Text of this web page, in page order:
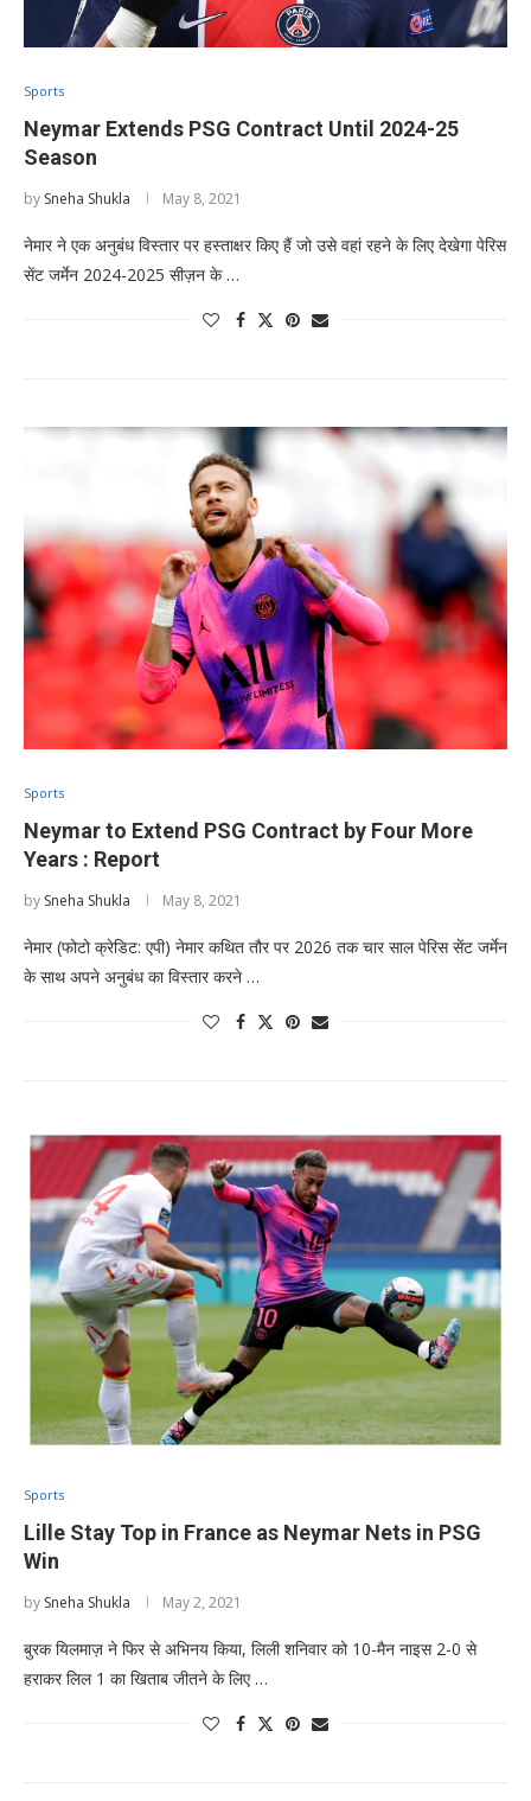
Sports
Neymar Extends PSG Contract Until 2024-25
Season
by Sneha Shukla May 8, 2021
नेमार ने एक अनुबंध विस्तार पर हस्ताक्षर किए हैं जो उसे वहां रहने के लिए देखेगा पेरिस
सेंट जर्मेन 2024-2025 सीज़न के …
Sports
Neymar to Extend PSG Contract by Four More
Years : Report
by Sneha Shukla May 8, 2021
नेमार (फोटो क्रेडिट: एपी) नेमार कथित तौर पर 2026 तक चार साल पेरिस सेंट जर्मेन
के साथ अपने अनुबंध का विस्तार करने …
Sports
Lille Stay Top in France as Neymar Nets in PSG
Win
by Sneha Shukla May 2, 2021
बुरक यिलमाज़ ने फिर से अभिनय किया, लिली शनिवार को 10-मैन नाइस 2-0 से
हराकर लिल 1 का खिताब जीतने के लिए …